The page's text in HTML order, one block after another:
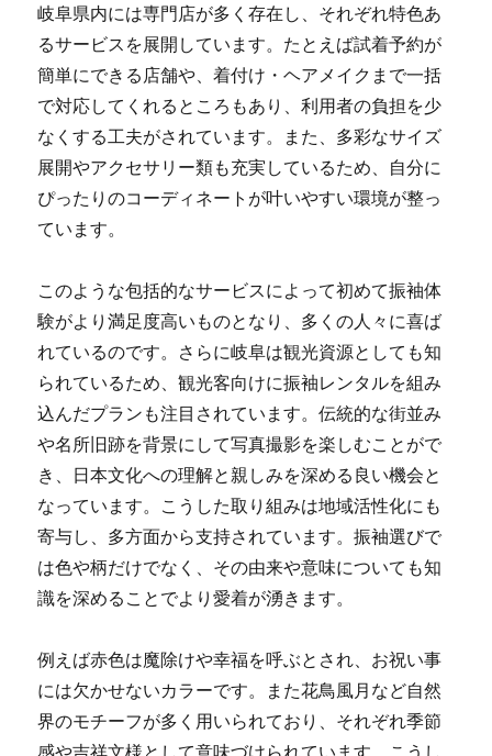
岐阜県内には専門店が多く存在し、それぞれ特色あ
るサービスを展開しています。たとえば試着予約が
簡単にできる店舗や、着付け・ヘアメイクまで一括
で対応してくれるところもあり、利用者の負担を少
なくする工夫がされています。また、多彩なサイズ
展開やアクセサリー類も充実しているため、自分に
ぴったりのコーディネートが叶いやすい環境が整っ
ています。
このような包括的なサービスによって初めて振袖体
験がより満足度高いものとなり、多くの人々に喜ば
れているのです。さらに岐阜は観光資源としても知
られているため、観光客向けに振袖レンタルを組み
込んだプランも注目されています。伝統的な街並み
や名所旧跡を背景にして写真撮影を楽しむことがで
き、日本文化への理解と親しみを深める良い機会と
なっています。こうした取り組みは地域活性化にも
寄与し、多方面から支持されています。振袖選びで
は色や柄だけでなく、その由来や意味についても知
識を深めることでより愛着が湧きます。
例えば赤色は魔除けや幸福を呼ぶとされ、お祝い事
には欠かせないカラーです。また花鳥風月など自然
界のモチーフが多く用いられており、それぞれ季節
感や吉祥文様として意味づけられています。こうし